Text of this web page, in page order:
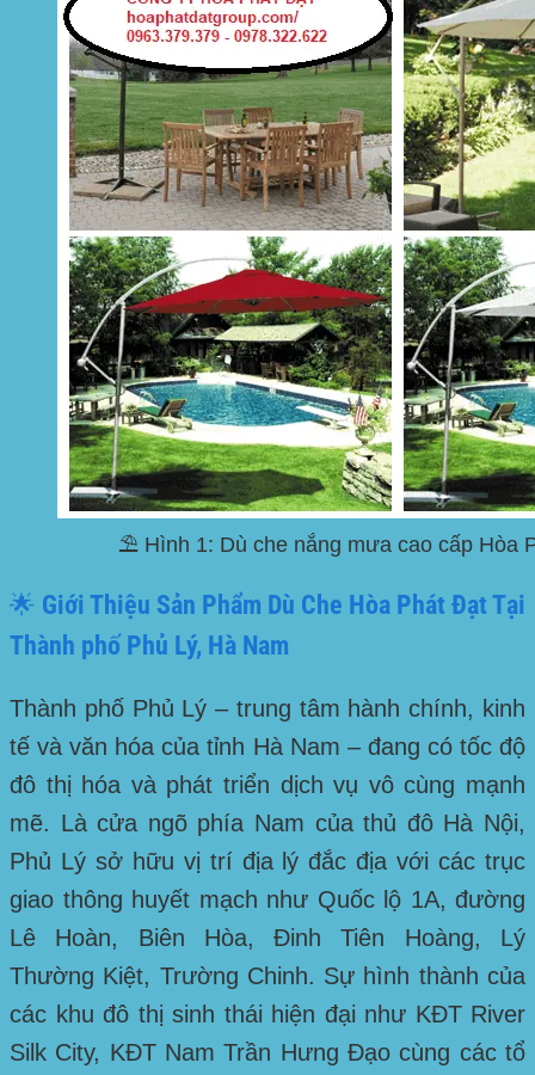
⛱️ Hình 1: Dù che nắng mưa cao cấp Hòa
🌟 Giới Thiệu Sản Phẩm Dù Che Hòa Phát Đạt Tại
Thành phố Phủ Lý, Hà Nam
Thành phố Phủ Lý – trung tâm hành chính, kinh
tế và văn hóa của tỉnh Hà Nam – đang có tốc độ
đô thị hóa và phát triển dịch vụ vô cùng mạnh
mẽ. Là cửa ngõ phía Nam của thủ đô Hà Nội,
Phủ Lý sở hữu vị trí địa lý đắc địa với các trục
giao thông huyết mạch như Quốc lộ 1A, đường
Lê Hoàn, Biên Hòa, Đinh Tiên Hoàng, Lý
Thường Kiệt, Trường Chinh. Sự hình thành của
các khu đô thị sinh thái hiện đại như KĐT River
Silk City, KĐT Nam Trần Hưng Đạo cùng các tổ